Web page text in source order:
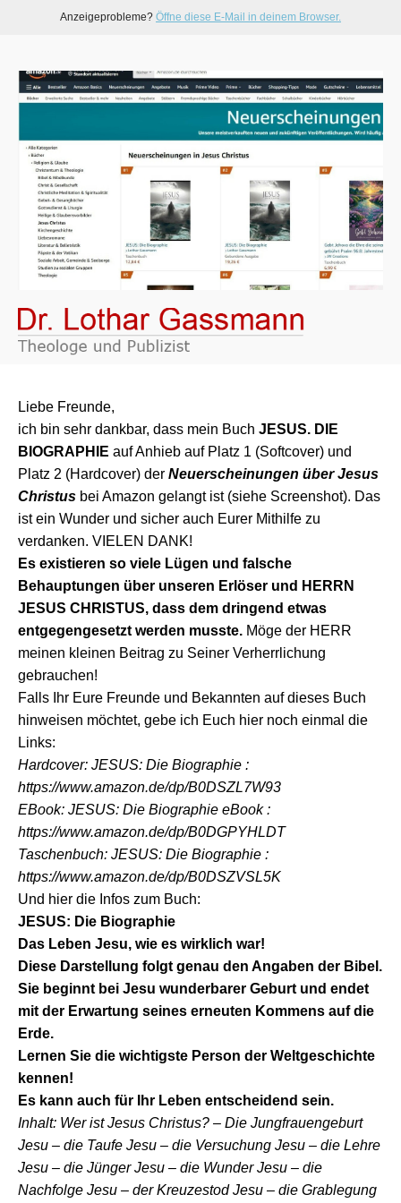
Anzeigeprobleme? Öffne diese E-Mail in deinem Browser.
Liebe Freunde,
ich bin sehr dankbar, dass mein Buch JESUS. DIE
BIOGRAPHIE auf Anhieb auf Platz 1 (Softcover) und
Platz 2 (Hardcover) der Neuerscheinungen über Jesus
Christus bei Amazon gelangt ist (siehe Screenshot). Das
ist ein Wunder und sicher auch Eurer Mithilfe zu
verdanken. VIELEN DANK!
Es existieren so viele Lügen und falsche
Behauptungen über unseren Erlöser und HERRN
JESUS CHRISTUS, dass dem dringend etwas
entgegengesetzt werden musste. Möge der HERR
meinen kleinen Beitrag zu Seiner Verherrlichung
gebrauchen!
Falls Ihr Eure Freunde und Bekannten auf dieses Buch
hinweisen möchtet, gebe ich Euch hier noch einmal die
Links:
Hardcover: JESUS: Die Biographie :
https://www.amazon.de/dp/B0DSZL7W93
EBook: JESUS: Die Biographie eBook :
https://www.amazon.de/dp/B0DGPYHLDT
Taschenbuch: JESUS: Die Biographie :
https://www.amazon.de/dp/B0DSZVSL5K
Und hier die Infos zum Buch:
JESUS: Die Biographie
Das Leben Jesu, wie es wirklich war!
Diese Darstellung folgt genau den Angaben der Bibel.
Sie beginnt bei Jesu wunderbarer Geburt und endet
mit der Erwartung seines erneuten Kommens auf die
Erde.
Lernen Sie die wichtigste Person der Weltgeschichte
kennen!
Es kann auch für Ihr Leben entscheidend sein.
Inhalt: Wer ist Jesus Christus? – Die Jungfrauengeburt
Jesu – die Taufe Jesu – die Versuchung Jesu – die Lehre
Jesu – die Jünger Jesu – die Wunder Jesu – die
Nachfolge Jesu – der Kreuzestod Jesu – die Grablegung